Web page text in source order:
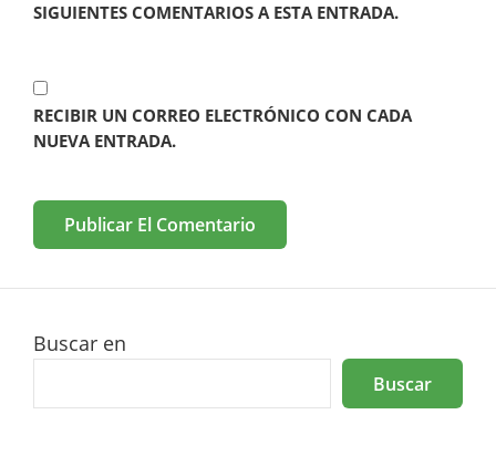
SIGUIENTES COMENTARIOS A ESTA ENTRADA.
RECIBIR UN CORREO ELECTRÓNICO CON CADA
NUEVA ENTRADA.
Buscar en
Buscar